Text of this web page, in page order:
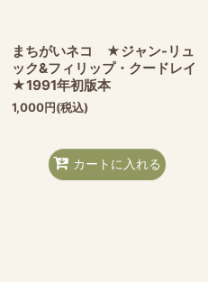
まちがいネコ ★ジャン-リュ
ック&フィリップ・クードレイ
★1991年初版本
1,000円(税込)
カートに入れる